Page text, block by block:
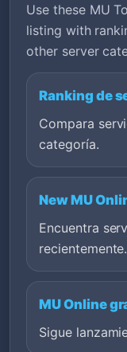
Use these MU
listing with
other server
Ranking de
Compara
categoría.
New MU
Encuentra
recientemente.
MU Online
Sigue